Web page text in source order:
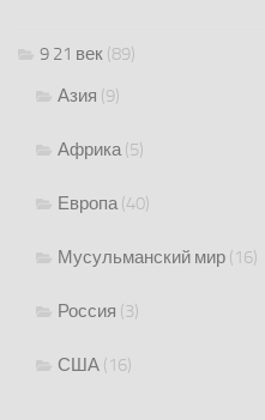
9 21 век (89)
Азия (9)
Африка(5)
Европа(40)
Мусульманский мир (16)
Россия (3)
США (16)